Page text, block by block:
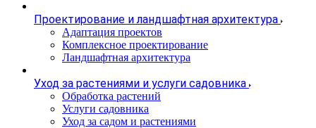
Проектирование и ландшафтная архитектура
Адаптация проектов
Комплексное проектирование
Ландшафтная архитектура
Уход за растениями и услуги садовника
Обработка растений
Услуги садовника
Уход за садом и растениями